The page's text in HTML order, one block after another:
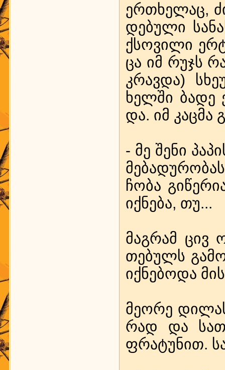
ერთხე­ლაც,
დე­ბუ­ლი
ქსო­ვი­ლი
ცა იმ რუჯს
კ­რავ­და)
ხელ­ში ბა­დე
და. იმ კაც­მა
- მე შე­ნი
ჩო­ბა
იქ­ნე­ბა, თუ...
მაგ­რამ
თე­ბულს
იქ­ნე­ბო­და
მე­ო­რე
რად და
ფრა­ტუ­ნით.